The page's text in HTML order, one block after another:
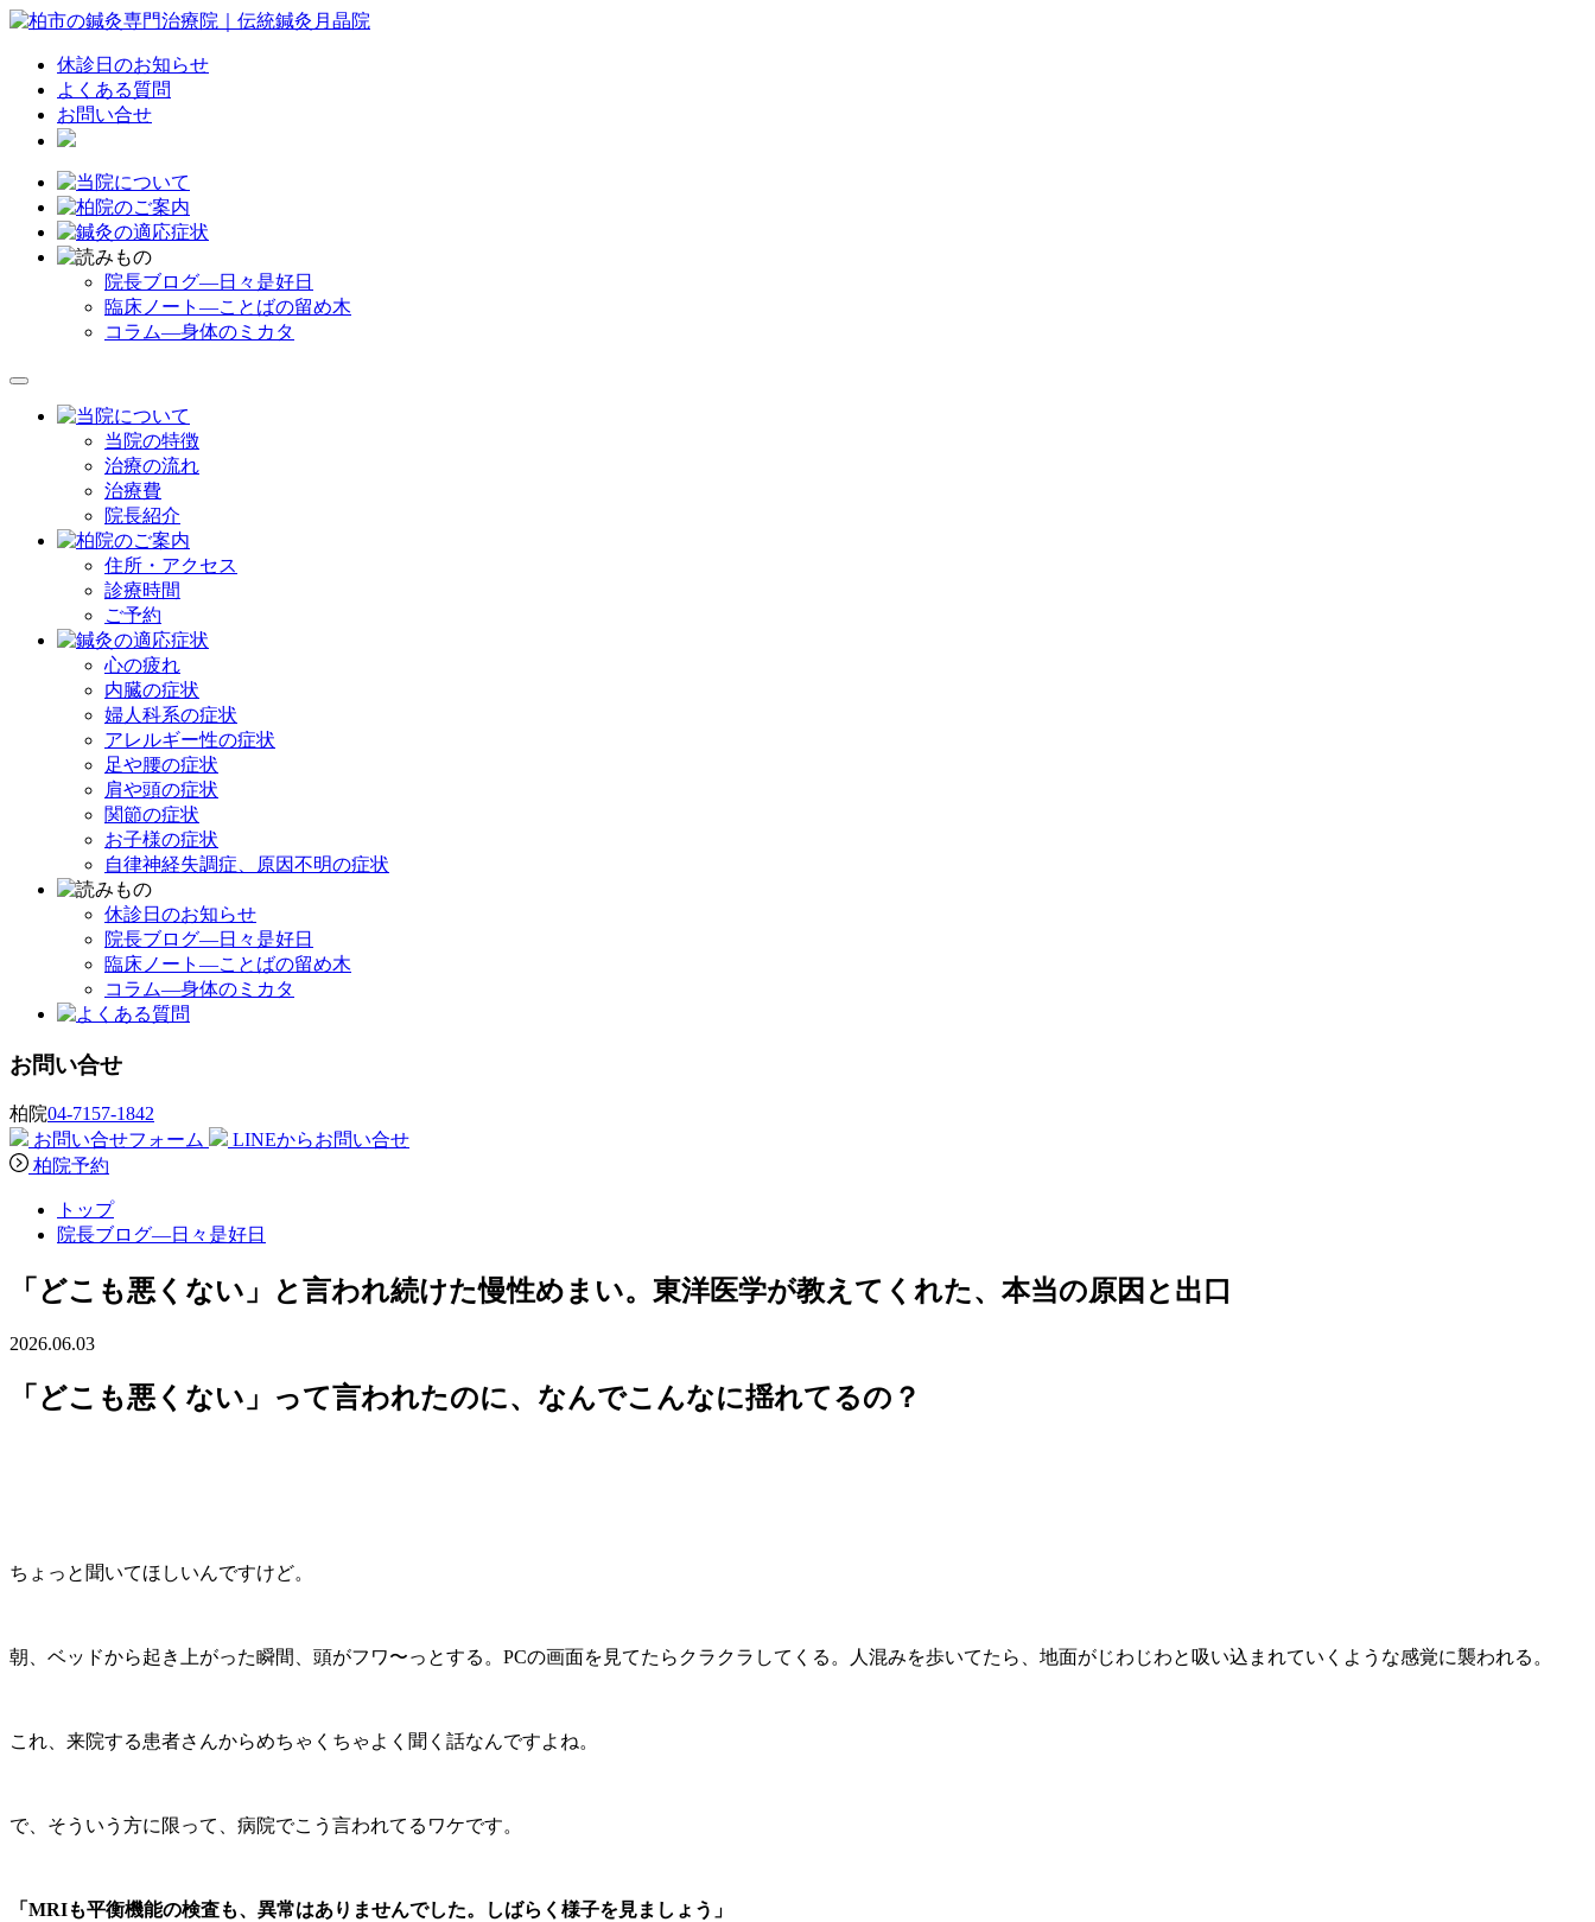
休診日のお知らせ
よくある質問
お問い合せ
院長ブログ―日々是好日
臨床ノート―ことばの留め木
コラム―身体のミカタ
当院の特徴
治療の流れ
治療費
院長紹介
住所・アクセス
診療時間
ご予約
心の疲れ
内臓の症状
婦人科系の症状
アレルギー性の症状
足や腰の症状
肩や頭の症状
関節の症状
お子様の症状
自律神経失調症、原因不明の症状
休診日のお知らせ
院長ブログ―日々是好日
臨床ノート―ことばの留め木
コラム―身体のミカタ
お問い合せ
柏院04-7157-1842
お問い合せフォーム
LINEからお問い合せ
柏院予約
トップ
院長ブログ―日々是好日
「どこも悪くない」と言われ続けた慢性めまい。東洋医学が教えてくれた、本当の原因と出口
2026.06.03
「どこも悪くない」って言われたのに、なんでこんなに揺れてるの？
ちょっと聞いてほしいんですけど。
朝、ベッドから起き上がった瞬間、頭がフワ〜っとする。PCの画面を見てたらクラクラしてくる。人混みを歩いてたら、地面がじわじわと吸い込まれていくような感覚に襲われる。
これ、来院する患者さんからめちゃくちゃよく聞く話なんですよね。
で、そういう方に限って、病院でこう言われてるワケです。
「MRIも平衡機能の検査も、異常はありませんでした。しばらく様子を見ましょう」